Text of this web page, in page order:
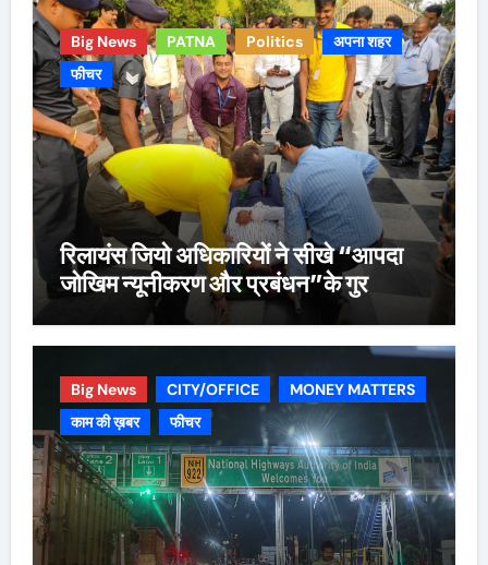
Big News PATNA Politics
अपना शहर
फीचर
रिलायंस जियो अधिकारियों ने सीखे “आपदा
जोखिम न्यूनीकरण और प्रबंधन”के गुर
Big News CITY/OFFICE
MONEY MATTERS
काम की ख़बर
फीचर